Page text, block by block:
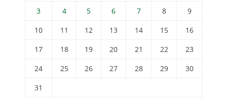
3
4 5 6 7 8
9
10
11 12 13 14 15
16
17
18 19 20 21 22
23
24
25 26 27 28 29
30
31